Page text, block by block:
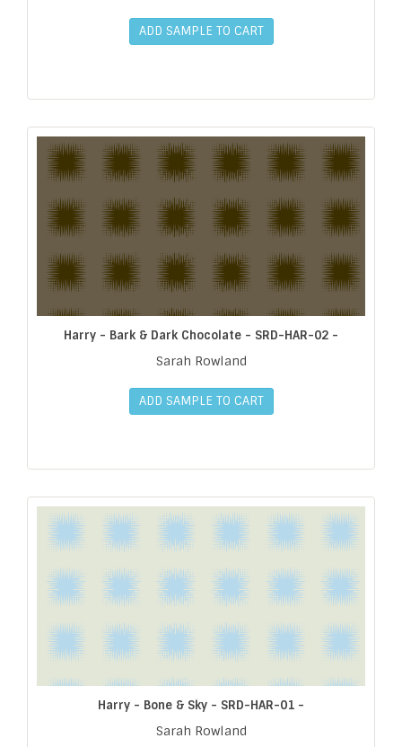
ADD SAMPLE TO CART
Harry - Bark & Dark Chocolate - SRD-HAR-02 -
Sarah Rowland
ADD SAMPLE TO CART
Harry - Bone & Sky - SRD-HAR-01 -
Sarah Rowland